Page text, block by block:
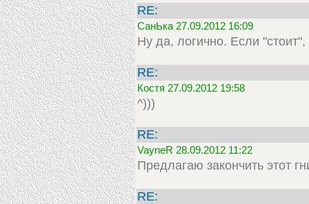
RE:
СанЬка 27.09.2012 16:09
Ну да, логично. Если
RE:
Костя 27.09.2012 19:58
^)))
RE:
VayneR 28.09.2012 11:22
Предлагаю закончить этот
RE: